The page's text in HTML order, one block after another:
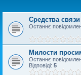
Средства связи
Останнє
Милости
Останнє
Відповіді: 5